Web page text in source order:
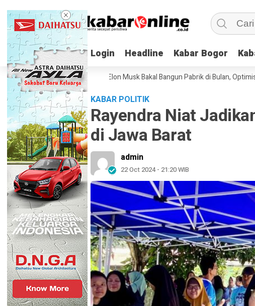
Login Headline Kabar Bogor
Login Headline Kabar Bogor
Punya Strategi Elon Musk Bakal Bangun Pabrik di Bulan, Optimis dalam
KABAR POLITIK
Rayendra Niat
di Jawa Barat
admin
22 Oct 2024 - 21:20 WIB